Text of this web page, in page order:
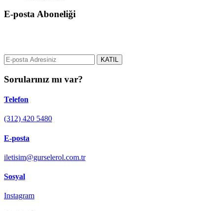
E-posta Aboneliği
KATIL
Sorularınız mı var?
Telefon
(312) 420 5480
E-posta
iletisim@gurselerol.com.tr
Sosyal
Instagram